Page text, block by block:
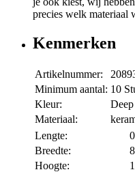
precies welk materiaal
Kenmerken
Artikelnummer:
Minimum aantal: 10
Kleur:
Materiaal:
Lengte:
Breedte:
Hoogte: